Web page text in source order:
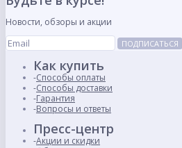
Новости, обзоры и акции
ПОДПИСАТЬСЯ
Как купить
Способы оплаты
Способы доставки
Гарантия
Вопросы и ответы
Пресс-центр
Акции и скидки